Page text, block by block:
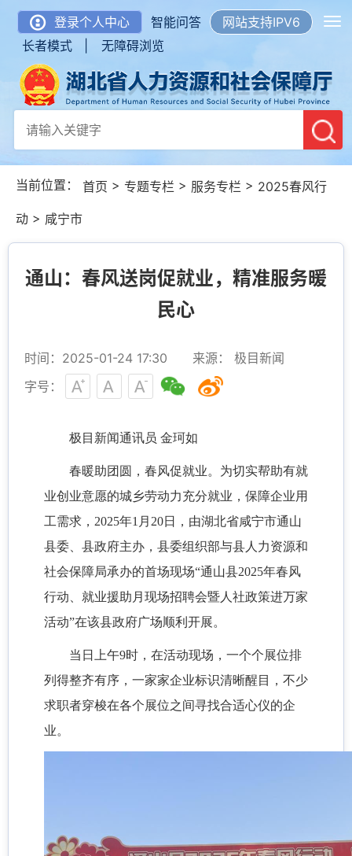
登录个人中心 智能问答
网站支持IPV6
长者模式 |
无障碍浏览
当前位置： 首页 > 专题专栏 > 服务专栏 > 2025春风行
动 > 咸宁市
通山：春风送岗促就业，精准服务暖
民心
时间：2025-01-24 17:30
来源： 极目新闻
字号：
极目新闻通讯员 金珂如
春暖助团圆，春风促就业。为切实帮助有就
业创业意愿的城乡劳动力充分就业，保障企业用
工需求，2025年1月20日，由湖北省咸宁市通山
县委、县政府主办，县委组织部与县人力资源和
社会保障局承办的首场现场“通山县2025年春风
行动、就业援助月现场招聘会暨人社政策进万家
活动”在该县政府广场顺利开展。
当日上午9时，在活动现场，一个个展位排
列得整齐有序，一家家企业标识清晰醒目，不少
求职者穿梭在各个展位之间寻找合适心仪的企
业。